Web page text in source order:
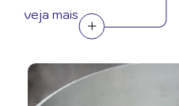
veja mais